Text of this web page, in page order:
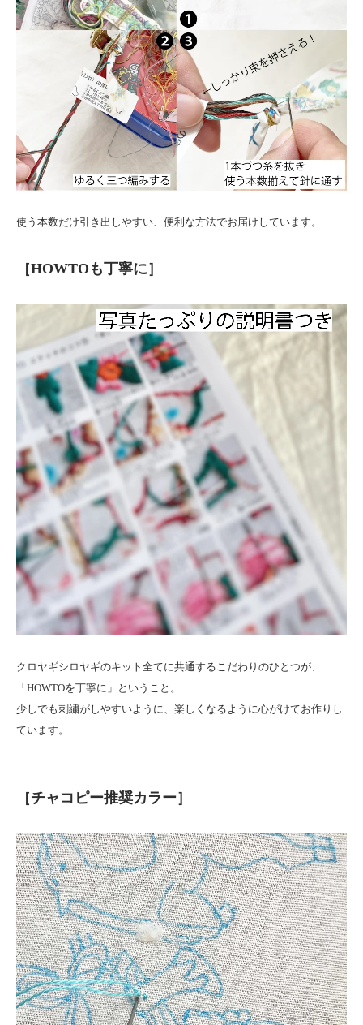
使う本数だけ引き出しやすい、便利な方法でお届けしています。
［HOWTOも丁寧に］
クロヤギシロヤギのキット全てに共通するこだわりのひとつが、
「HOWTOを丁寧に」ということ。
少しでも刺繍がしやすいように、楽しくなるように心がけてお作りし
ています。
［チャコピー推奨カラー］